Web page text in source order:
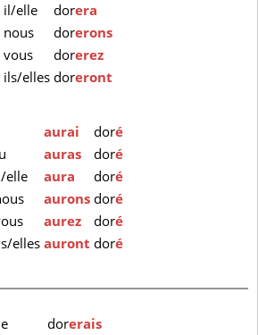
il/elle
dorera
nous
dorerons
vous
dorerez
ils/ellesdoreront
aurai doré
auras doré
elle
aura doré
aurons doré
aurez doré
elles auront doré
dorerais